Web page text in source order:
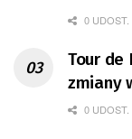
0 UDOST.
Tour de
zmiany
0 UDOST.